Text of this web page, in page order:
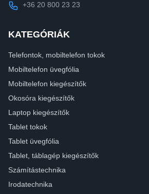
+36 20 800 23 23
KATEGÓRIÁK
Telefontok, mobiltelefon tokok
Mobiltelefon üvegfólia
Mobiltelefon kiegészítők
Okosóra kiegészítők
Laptop kiegészítők
Tablet tokok
Tablet üvegfólia
Tablet, táblagép kiegészítők
Számítástechnika
Irodatechnika